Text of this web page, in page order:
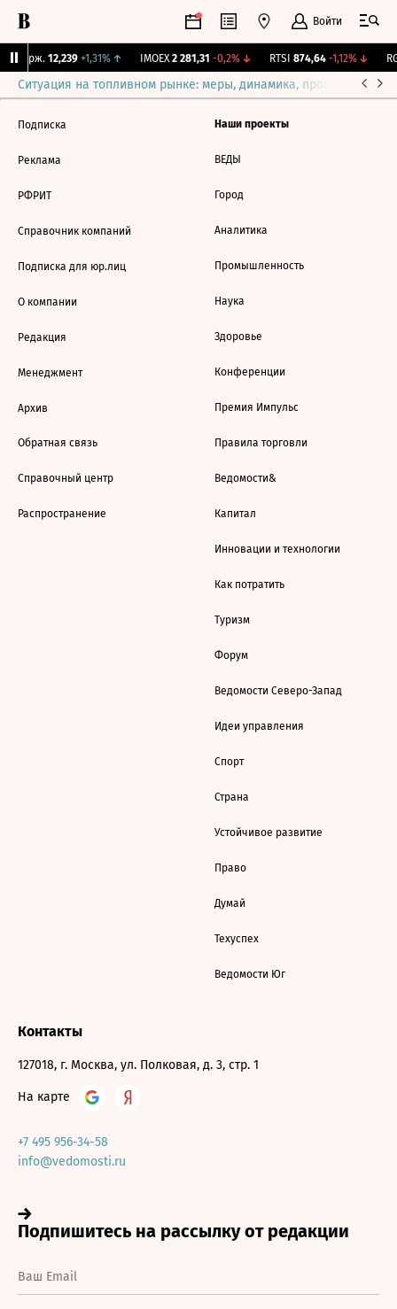
Войти
Бирж. 12,239 +1,31%↑ IMOEX 2 281,31 -0,2%↓ RTSI 874,64 -1,12%↓
Ситуация на топливном рынке: меры, динамика, прогнозы
Подписка
Реклама
РФРИТ
Справочник компаний
Подписка для юр.лиц
О компании
Редакция
Менеджмент
Архив
Обратная связь
Справочный центр
Распространение
Наши проекты
ВЕДЫ
Город
Аналитика
Промышленность
Наука
Здоровье
Конференции
Премия Импульс
Правила торговли
Ведомости&
Капитал
Инновации и технологии
Как потратить
Туризм
Форум
Ведомости Северо-Запад
Идеи управления
Спорт
Страна
Устойчивое развитие
Право
Думай
Техуспех
Ведомости Юг
Контакты
127018, г. Москва, ул. Полковая, д. 3, стр. 1
На карте
+7 495 956-34-58
info@vedomosti.ru